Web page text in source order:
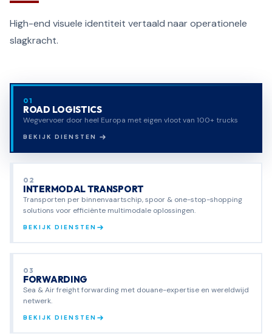
High-end visuele identiteit vertaald naar operationele
slagkracht.
01
ROAD LOGISTICS
Wegvervoer door heel Europa met eigen vloot van 100+ trucks
BEKIJK DIENSTEN
02
INTERMODAL TRANSPORT
Transporten per binnenvaartschip, spoor & one-stop-shopping
solutions voor efficiënte multimodale oplossingen.
BEKIJK DIENSTEN
03
FORWARDING
Sea & Air freight forwarding met douane-expertise en wereldwijd
netwerk.
BEKIJK DIENSTEN